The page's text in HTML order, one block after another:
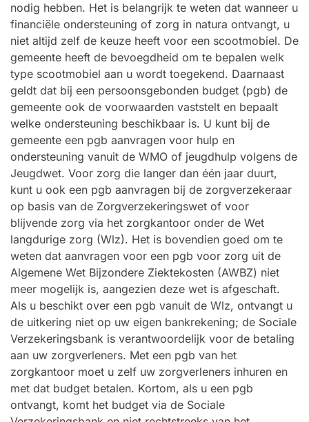
nodig hebben. Het is belangrijk te weten dat wanneer u
financiële ondersteuning of zorg in natura ontvangt, u
niet altijd zelf de keuze heeft voor een scootmobiel. De
gemeente heeft de bevoegdheid om te bepalen welk
type scootmobiel aan u wordt toegekend. Daarnaast
geldt dat bij een persoonsgebonden budget (pgb) de
gemeente ook de voorwaarden vaststelt en bepaalt
welke ondersteuning beschikbaar is. U kunt bij de
gemeente een pgb aanvragen voor hulp en
ondersteuning vanuit de WMO of jeugdhulp volgens de
Jeugdwet. Voor zorg die langer dan één jaar duurt,
kunt u ook een pgb aanvragen bij de zorgverzekeraar
op basis van de Zorgverzekeringswet of voor
blijvende zorg via het zorgkantoor onder de Wet
langdurige zorg (Wlz). Het is bovendien goed om te
weten dat aanvragen voor een pgb voor zorg uit de
Algemene Wet Bijzondere Ziektekosten (AWBZ) niet
meer mogelijk is, aangezien deze wet is afgeschaft.
Als u beschikt over een pgb vanuit de Wlz, ontvangt u
de uitkering niet op uw eigen bankrekening; de Sociale
Verzekeringsbank is verantwoordelijk voor de betaling
aan uw zorgverleners. Met een pgb van het
zorgkantoor moet u zelf uw zorgverleners inhuren en
met dat budget betalen. Kortom, als u een pgb
ontvangt, komt het budget via de Sociale